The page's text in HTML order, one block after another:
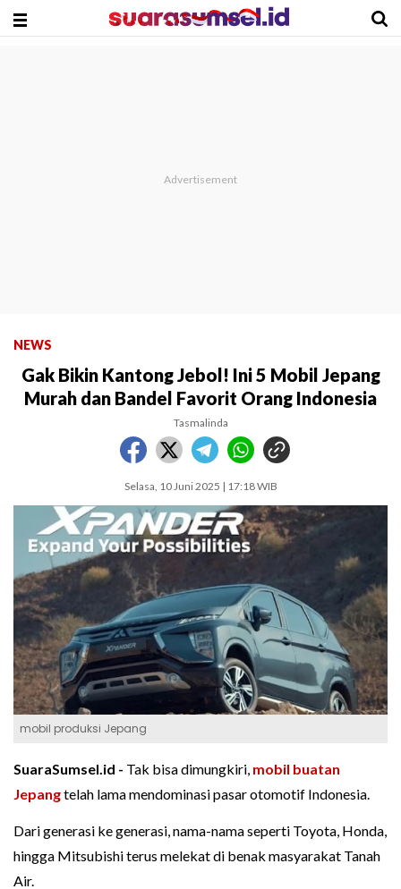
NEWS
Gak Bikin Kantong Jebol! Ini 5 Mobil Jepang
Murah dan Bandel Favorit Orang Indonesia
Tasmalinda
Selasa, 10 Juni 2025 | 17:18 WIB
mobil produksi Jepang
SuaraSumsel.id - Tak bisa dimungkiri, mobil buatan
Jepangtelah lama mendominasi pasar otomotif Indonesia.
Dari generasi ke generasi, nama-nama seperti Toyota, Honda,
hingga Mitsubishi terus melekat di benak masyarakat Tanah
Air.